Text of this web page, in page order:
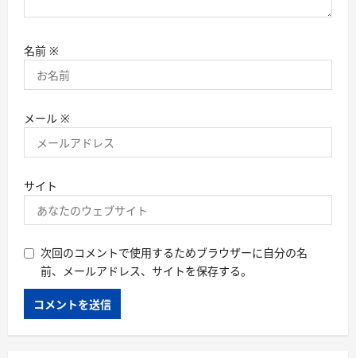
名前 ※
メール ※
サイト
次回のコメントで使用するためブラウザーに自分の名
前、メールアドレス、サイトを保存する。